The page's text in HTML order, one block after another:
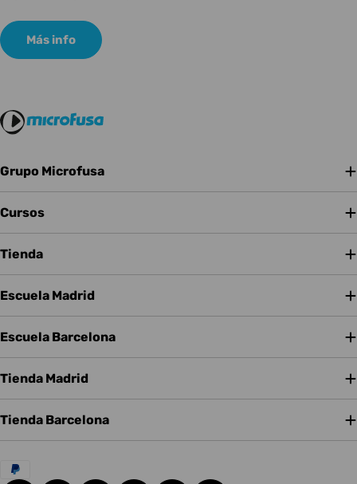
Más info
Grupo Microfusa
Cursos
Tienda
Escuela Madrid
Escuela Barcelona
Tienda Madrid
Tienda Barcelona
Métodos